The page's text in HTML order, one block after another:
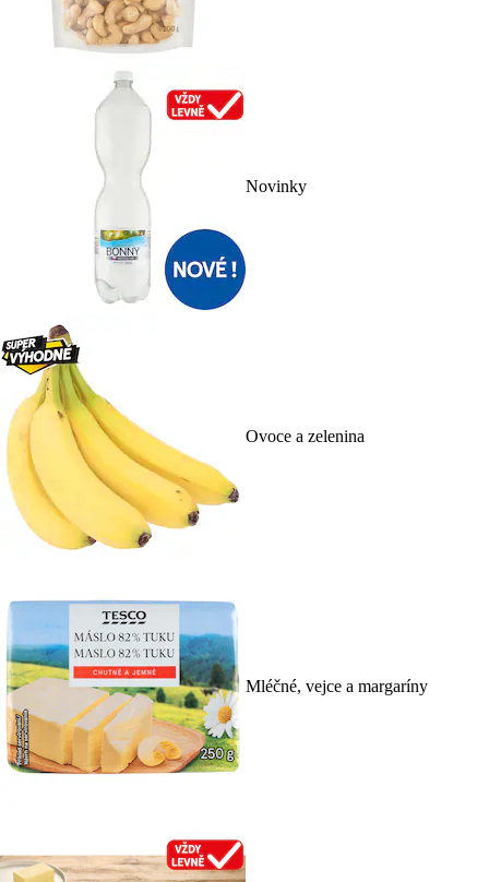
Novinky
Ovoce a zelenina
Mléčné, vejce a margaríny